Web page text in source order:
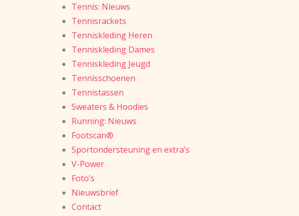
Tennis: Nieuws
Tennisrackets
Tenniskleding Heren
Tenniskleding Dames
Tenniskleding Jeugd
Tennisschoenen
Tennistassen
Sweaters & Hoodies
Running: Nieuws
Footscan®
Sportondersteuning en extra’s
V-Power
Foto’s
Nieuwsbrief
Contact